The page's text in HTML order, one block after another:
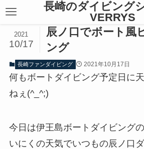
長崎のダイビング
VERRYS
辰ノ口でボート風
ング
2021
10/17
長崎ファンダイビング 2021年10月17日
何もボートダイビング予定日に
ねぇ(^_^;)
今日は伊王島ボートダイビング
いにくの天気でいつもの辰ノ口